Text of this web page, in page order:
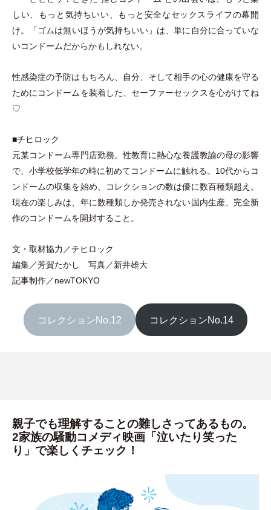
しい、もっと気持ちいい、もっと安全なセックスライフの幕開
け。
「 ゴムは無いほうが気持ちいい 」 は、単に自分に合っていな
いコンドームだからかもしれない。
性感染症の予防はもちろん、自分、そして相手の心の健康を守る
ためにコンドームを装着した、セーファーセックスを心がけてね
♡
■チヒロック
元某コンドーム専門店勤務。性教育に熱心な養護教諭の母の影響
で、小学校低学年の時に初めてコンドームに触れる。10代からコ
ンドームの収集を始め、コレクションの数は優に数百種類超え。
現在の楽しみは、年に数種類しか発売されない国内生産、完全新
作のコンドームを開封すること。
文 ・ 取材協力／チヒロック
編集／芳賀たかし 写真／新井雄大
記事制作／newTOKYO
コレクションNo.12 コレクションNo.14
親子でも理解することの難しさってあるもの。
2家族の騒動コメディ映画「泣いたり笑った
り」で楽しくチェック！